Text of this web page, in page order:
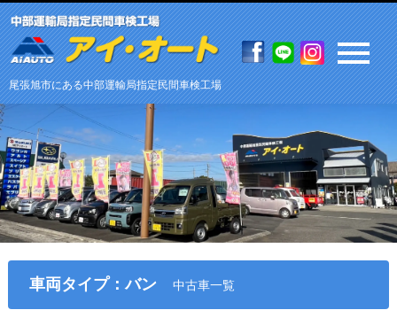
尾張旭市にある中部運輸局指定民間車検工場
車両タイプ：バン 中古車一覧